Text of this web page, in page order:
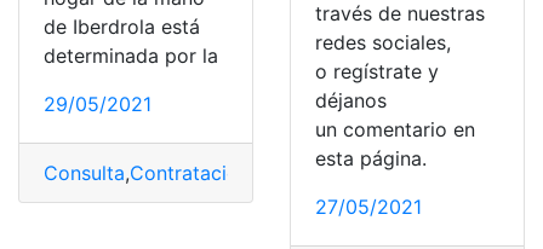
de Iberdrola está
determinada por la
29/05/2021
Consulta,Contratación Contratar,España,Iberdrola
través de nuestras
redes sociales,
o regístrate y
déjanos
un comentario en
esta página.
27/05/2021